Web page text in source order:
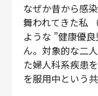
なぜか昔から感
舞われてきた私
ような ”健康優
ん。対象的な二
た婦人科系疾患
を服用中という共